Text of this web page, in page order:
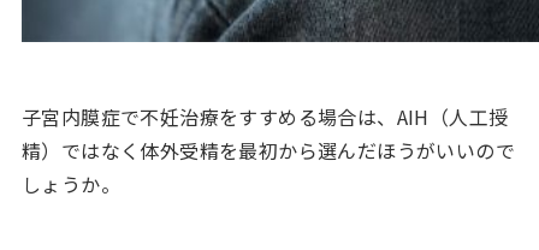
子宮内膜症で不妊治療をすすめる場合は、AIH（人工授
精）ではなく体外受精を最初から選んだほうがいいので
しょうか。